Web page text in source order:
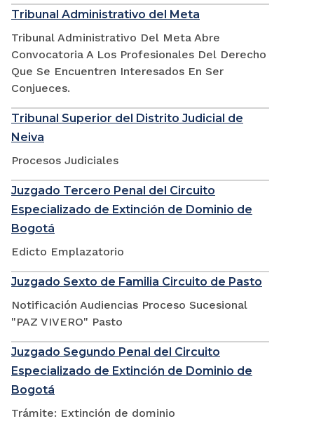
Tribunal Administrativo del Meta
Tribunal Administrativo Del Meta Abre
Convocatoria A Los Profesionales Del Derecho
Que Se Encuentren Interesados En Ser
Conjueces.
Tribunal Superior del Distrito Judicial de
Neiva
Procesos Judiciales
Juzgado Tercero Penal del Circuito
Especializado de Extinción de Dominio de
Bogotá
Edicto Emplazatorio
Juzgado Sexto de Familia Circuito de Pasto
Notificación Audiencias Proceso Sucesional
"PAZ VIVERO" Pasto
Juzgado Segundo Penal del Circuito
Especializado de Extinción de Dominio de
Bogotá
Trámite: Extinción de dominio